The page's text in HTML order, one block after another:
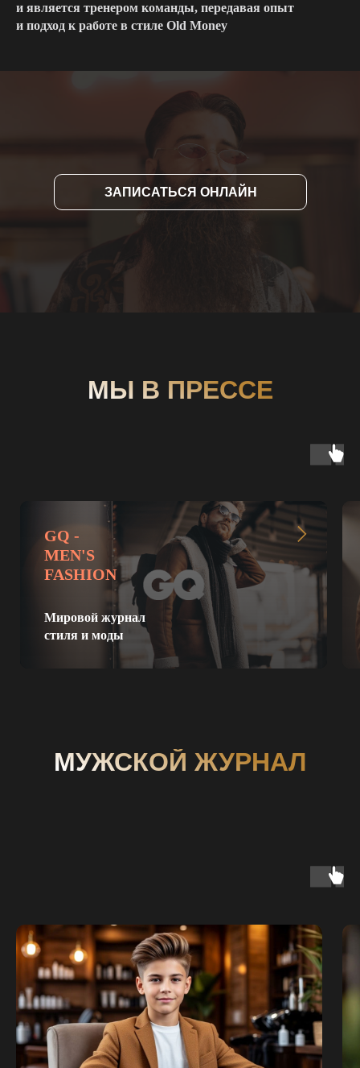
и является тренером команды, передавая опыт
и подход к работе в стиле Old Money
ЗАПИСАТЬСЯ ОНЛАЙН
МЫ В ПРЕССЕ
GQ -
MEN'S
FASHION
Мировой журнал
стиля и моды
МУЖСКОЙ ЖУРНАЛ